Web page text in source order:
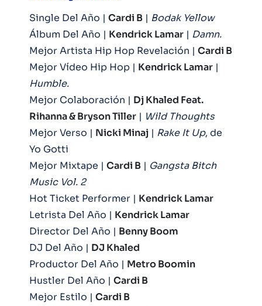
Single Del Año | Cardi B | Bodak Yellow
Álbum Del Año | Kendrick Lamar | Damn.
Mejor Artista Hip Hop Revelación | Cardi B
Mejor Vídeo Hip Hop | Kendrick Lamar |
Humble.
Mejor Colaboración | Dj Khaled Feat.
Rihanna & Bryson Tiller | Wild Thoughts
Mejor Verso | Nicki Minaj | Rake It Up, de
Yo Gotti
Mejor Mixtape | Cardi B | Gangsta Bitch
Music Vol. 2
Hot Ticket Performer | Kendrick Lamar
Letrista Del Año | Kendrick Lamar
Director Del Año | Benny Boom
DJ Del Año | DJ Khaled
Productor Del Año | Metro Boomin
Hustler Del Año | Cardi B
Mejor Estilo | Cardi B